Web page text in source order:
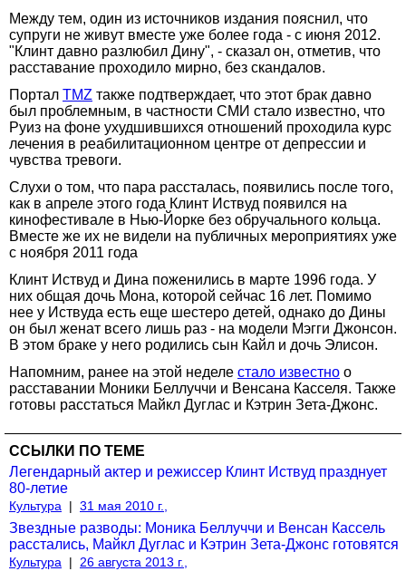
Между тем, один из источников издания пояснил, что
супруги не живут вместе уже более года - с июня 2012.
"Клинт давно разлюбил Дину", - сказал он, отметив, что
расставание проходило мирно, без скандалов.
Портал TMZ также подтверждает, что этот брак давно
был проблемным, в частности СМИ стало известно, что
Руиз на фоне ухудшившихся отношений проходила курс
лечения в реабилитационном центре от депрессии и
чувства тревоги.
Слухи о том, что пара рассталась, появились после того,
как в апреле этого года Клинт Иствуд появился на
кинофестивале в Нью-Йорке без обручального кольца.
Вместе же их не видели на публичных мероприятиях уже
с ноября 2011 года
Клинт Иствуд и Дина поженились в марте 1996 года. У
них общая дочь Мона, которой сейчас 16 лет. Помимо
нее у Иствуда есть еще шестеро детей, однако до Дины
он был женат всего лишь раз - на модели Мэгги Джонсон.
В этом браке у него родились сын Кайл и дочь Элисон.
Напомним, ранее на этой неделе стало известно о
расставании Моники Беллуччи и Венсана Касселя. Также
готовы расстаться Майкл Дуглас и Кэтрин Зета-Джонс.
ССЫЛКИ ПО ТЕМЕ
Легендарный актер и режиссер Клинт Иствуд празднует
80-летие
Культура | 31 мая 2010 г.,
Звездные разводы: Моника Беллуччи и Венсан Кассель
расстались, Майкл Дуглас и Кэтрин Зета-Джонс готовятся
Культура |
26 августа 2013 г.,